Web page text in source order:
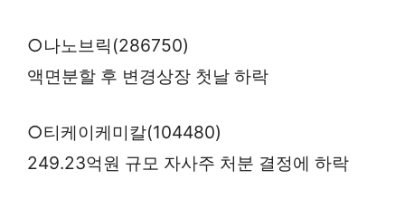
○나노브릭(286750)
액면분할 후 변경상장 첫날 하락
○티케이케미칼(104480)
249.23억원 규모 자사주 처분 결정에 하락